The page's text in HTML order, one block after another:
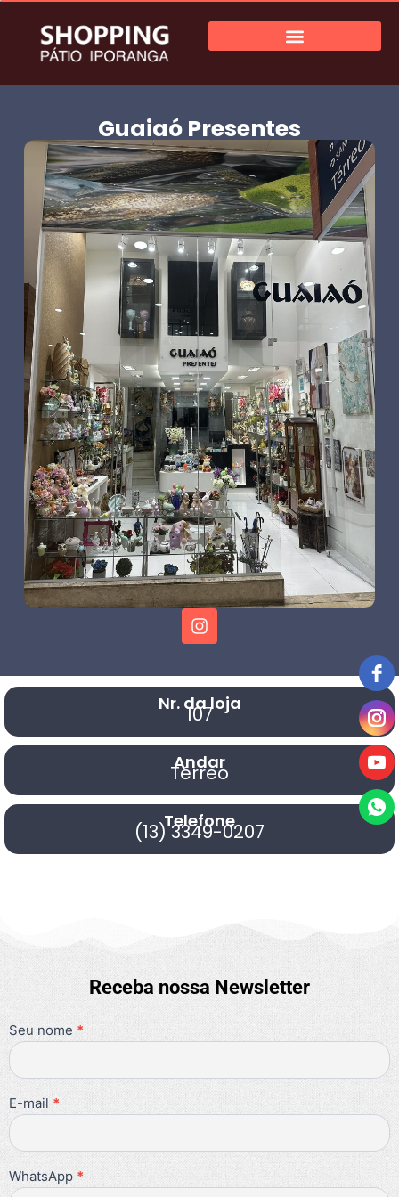
Guaiaó Presentes
Nr. da loja
107
Andar
Térreo
Telefone
(13) 3349-0207
Receba nossa Newsletter
Newsletter
Seu nome *
E-mail *
WhatsApp *
Se você
é
humano,
deixe
campo
em
branco.